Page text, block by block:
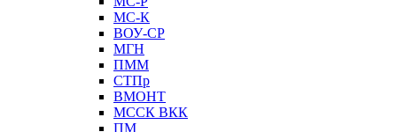
МС-К
ВОУ-СР
МГН
ПММ
СТПр
ВМОНТ
МССК ВКК
ПМ